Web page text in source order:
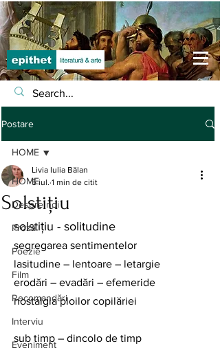
Postare
HOME
Despre noi
Proză
Poezie
Film
Recomandări
Interviu
Eveniment
HOME
Solstițiu
Livia Iulia Bălan
5 iul. 1 min de citit
solstițiu - solitudine
segregarea sentimentelor
lasitudine – lentoare – letargie
erodări – evadări – efemeride
nostalgia ploilor copilăriei
sub timp – dincolo de timp